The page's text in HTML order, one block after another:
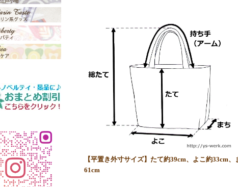
【平置き外寸サイズ】たて約39cm、よこ約33cm
61cm